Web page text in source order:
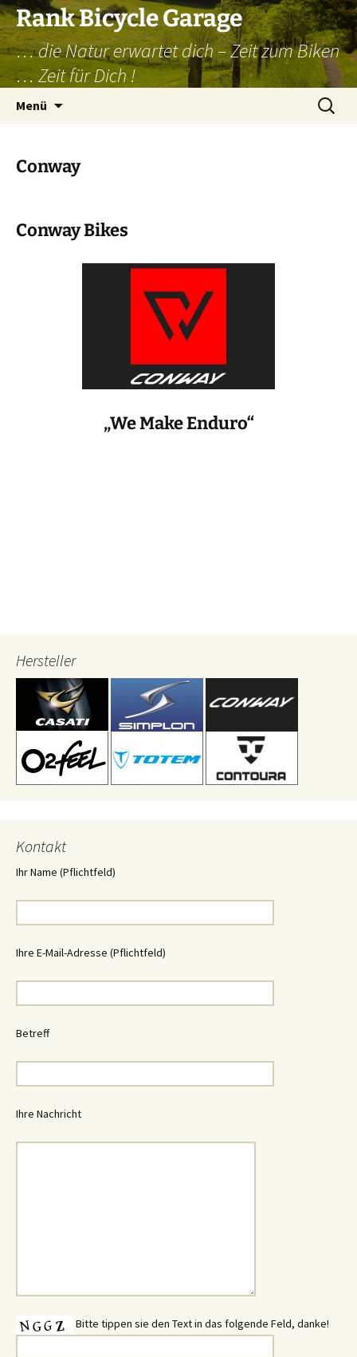
Zum
Inhalt
springen
Rank Bicycle Garage
… die Natur erwartet dich – Zeit zum Biken
… Zeit für Dich !
Menü
Suchen
nach:
Conway
Conway Bikes
„We Make Enduro“
Hersteller
Kontakt
Ihr Name (Pflichtfeld)
Ihre E-Mail-Adresse (Pflichtfeld)
Betreff
Ihre Nachricht
Bitte tippen sie den Text in das folgende Feld, danke!